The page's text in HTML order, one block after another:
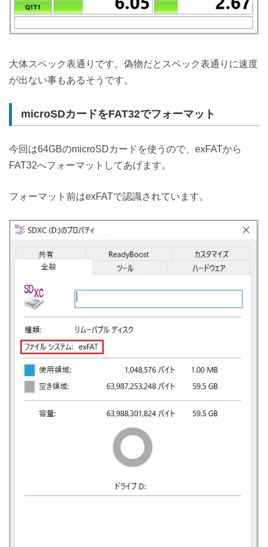
大体スペック表通りです。偽物だとスペック表通りに速度
が出ない事もあるそうです。
microSDカードをFAT32でフォーマット
今回は64GBのmicroSDカードを使うので、exFATから
FAT32へフォーマットしてあげます。
フォーマット前はexFATで認識されています。